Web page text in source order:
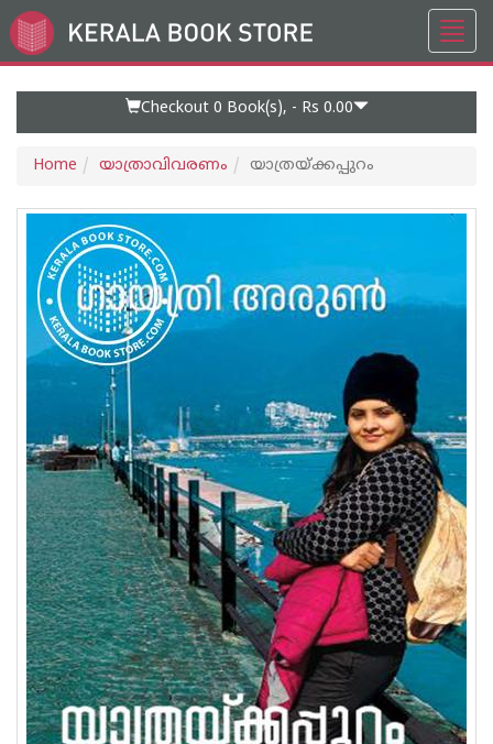
Go
to
Checkout 0 Book(s), - Rs 0.00
Home യാത്രാവിവരണം യാത്രയ്ക്കപ്പുറം